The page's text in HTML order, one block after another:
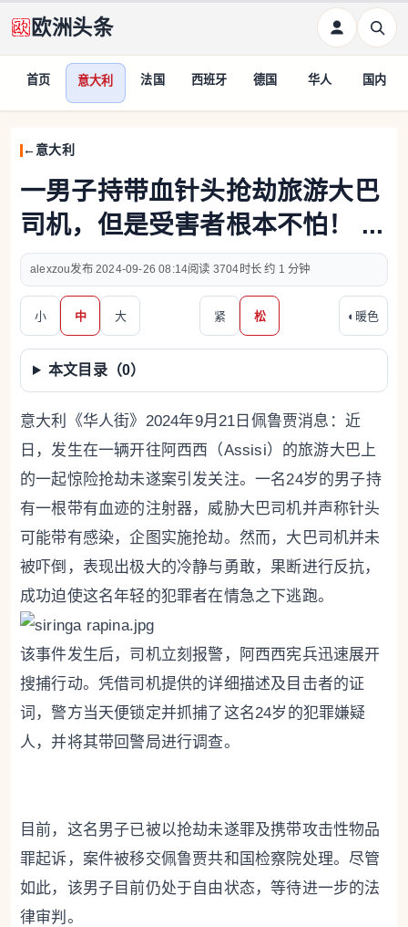
欧洲头条
首页 意大利 法国 西班牙 德国 华人 国内
意大利
一男子持带血针头抢劫旅游大巴
司机，但是受害者根本不怕！ ...
alexzou 2024-09-26 08:14 3704 约 1 分钟
小 中 大 紧 松 ◐ 暖色
本文目录（0）
意大利《华人街》2024年9月21日佩鲁贾消息：近
日，发生在一辆开往阿西西（Assisi）的旅游大巴上
的一起惊险抢劫未遂案引发关注。一名24岁的男子持
有一根带有血迹的注射器，威胁大巴司机并声称针头
可能带有感染，企图实施抢劫。然而，大巴司机并未
被吓倒，表现出极大的冷静与勇敢，果断进行反抗，
成功迫使这名年轻的犯罪者在情急之下逃跑。
该事件发生后，司机立刻报警，阿西西宪兵迅速展开
搜捕行动。凭借司机提供的详细描述及目击者的证
词，警方当天便锁定并抓捕了这名24岁的犯罪嫌疑
人，并将其带回警局进行调查。
目前，这名男子已被以抢劫未遂罪及携带攻击性物品
罪起诉，案件被移交佩鲁贾共和国检察院处理。尽管
如此，该男子目前仍处于自由状态，等待进一步的法
律审判。